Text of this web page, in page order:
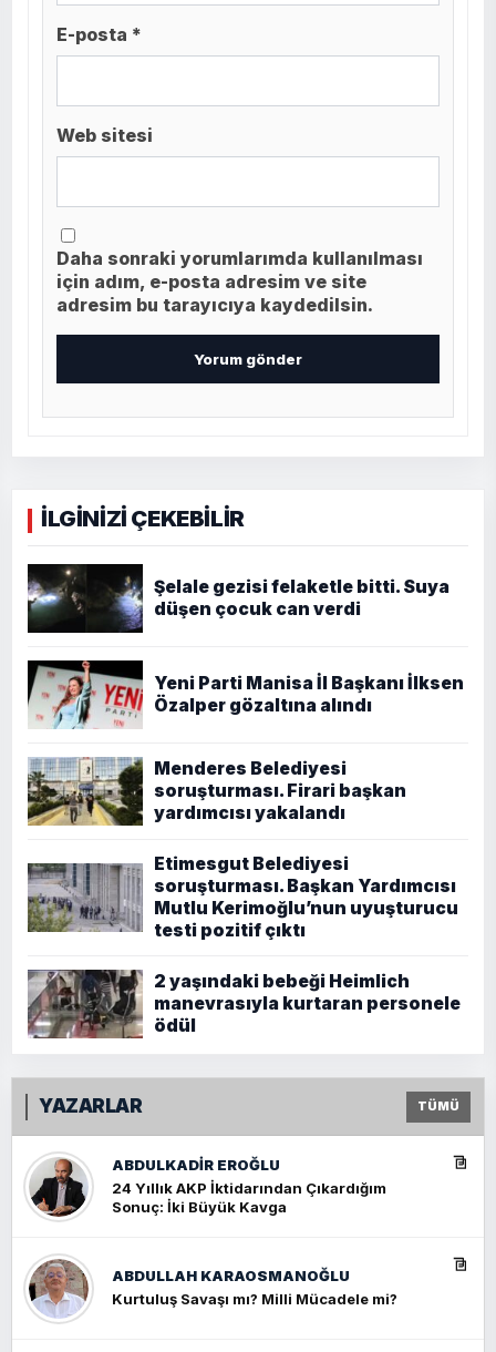
E-posta *
Web sitesi
Daha sonraki yorumlarımda kullanılması
için adım, e-posta adresim ve site
adresim bu tarayıcıya kaydedilsin.
İLGİNİZİ ÇEKEBİLİR
Şelale gezisi felaketle bitti. Suya
düşen çocuk can verdi
Yeni Parti Manisa İl Başkanı İlksen
Özalper gözaltına alındı
Menderes Belediyesi
soruşturması. Firari başkan
yardımcısı yakalandı
Etimesgut Belediyesi
soruşturması. Başkan Yardımcısı
Mutlu Kerimoğlu’nun uyuşturucu
testi pozitif çıktı
2 yaşındaki bebeği Heimlich
manevrasıyla kurtaran personele
ödül
YAZARLAR TÜMÜ
ABDULKADIR EROĞLU
24 Yıllık AKP İktidarından Çıkardığım
Sonuç: İki Büyük Kavga
ABDULLAH KARAOSMANOĞLU
Kurtuluş Savaşı mı? Milli Mücadele mi?